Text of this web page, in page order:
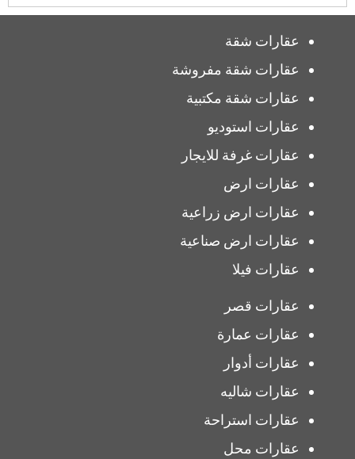
عقارات شقة
عقارات شقة مفروشة
عقارات شقة مكتبية
عقارات استوديو
عقارات غرفة للايجار
عقارات ارض
عقارات ارض زراعية
عقارات ارض صناعية
عقارات فيلا
عقارات قصر
عقارات عمارة
عقارات أدوار
عقارات شاليه
عقارات استراحة
عقارات محل